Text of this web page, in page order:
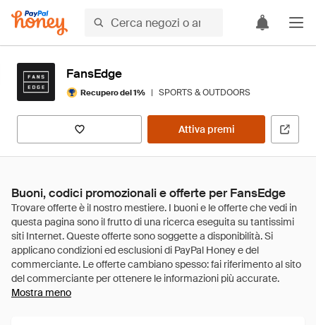
FansEdge
Recupero del 1% | SPORTS & OUTDOORS
Attiva premi
Buoni, codici promozionali e offerte per FansEdge
Mostra meno